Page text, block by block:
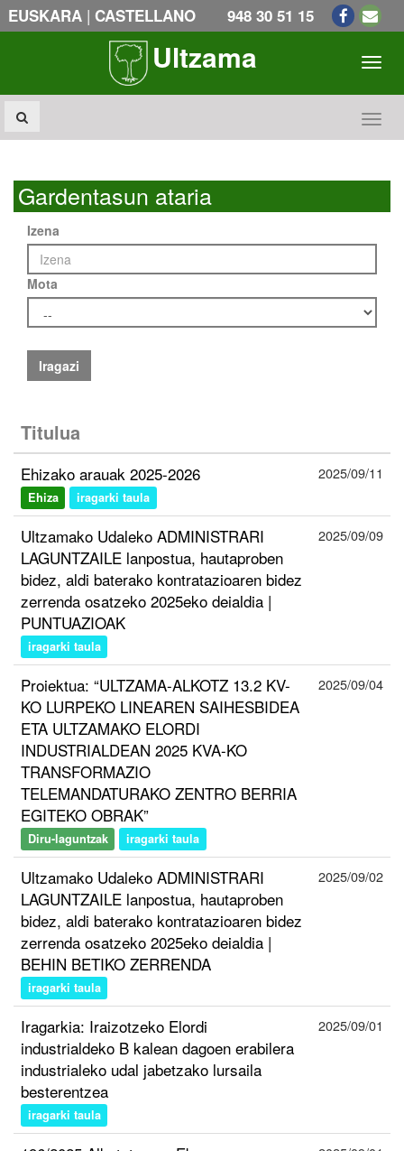
EUSKARA | CASTELLANO 948 30 51 15
Ultzama
Gardentasun ataria
Izena
Mota
Iragazi
Titulua
Ehizako arauak 2025-2026
Ehiza iragarki taula
2025/09/11
Ultzamako Udaleko ADMINISTRARI
LAGUNTZAILE lanpostua, hautaproben
bidez, aldi baterako kontratazioaren bidez
zerrenda osatzeko 2025eko deialdia |
PUNTUAZIOAK
iragarki taula
2025/09/09
Proiektua: “ULTZAMA-ALKOTZ 13.2 KV-
KO LURPEKO LINEAREN SAIHESBIDEA
ETA ULTZAMAKO ELORDI
INDUSTRIALDEAN 2025 KVA-KO
TRANSFORMAZIO
TELEMANDATURAKO ZENTRO BERRIA
EGITEKO OBRAK”
Diru-laguntzak iragarki taula
2025/09/04
Ultzamako Udaleko ADMINISTRARI
LAGUNTZAILE lanpostua, hautaproben
bidez, aldi baterako kontratazioaren bidez
zerrenda osatzeko 2025eko deialdia |
BEHIN BETIKO ZERRENDA
iragarki taula
2025/09/02
Iragarkia: Iraizotzeko Elordi
industrialdeko B kalean dagoen erabilera
industrialeko udal jabetzako lursaila
besterentzea
iragarki taula
2025/09/01